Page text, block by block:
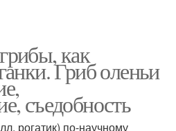
как
Гриб оленьи
съедобность
рогатик) по-научному